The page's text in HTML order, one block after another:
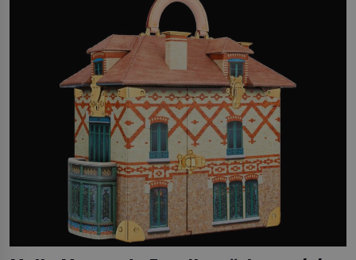
času tráví na zemi, kde sbírá zbytky semínek Jeho
domovinou je prakticky celá Austrálie s výjimkou
pobřežní oblasti. […]